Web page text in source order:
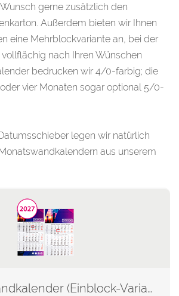
gerne zusätzlich den
Außerdem bieten wir Ihnen
eine Mehrblockvariante an, bei der
nach Ihren Wünschen
bedrucken wir 4/0-farbig; die
vier Monaten sogar optional 5/0-
legen wir natürlich
aus unserem
3-Monatswandkalender (Einblock-Variante)